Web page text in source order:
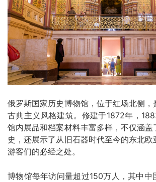
俄罗斯国家历史博物馆，位于红场北侧，
古典主义风格建筑。修建于1872年，
馆内展品和档案材料丰富多样，不仅涵
史，还展示了从旧石器时代至今的东北
游客们的必经之处。
博物馆每年访问量超过150万人，其中中